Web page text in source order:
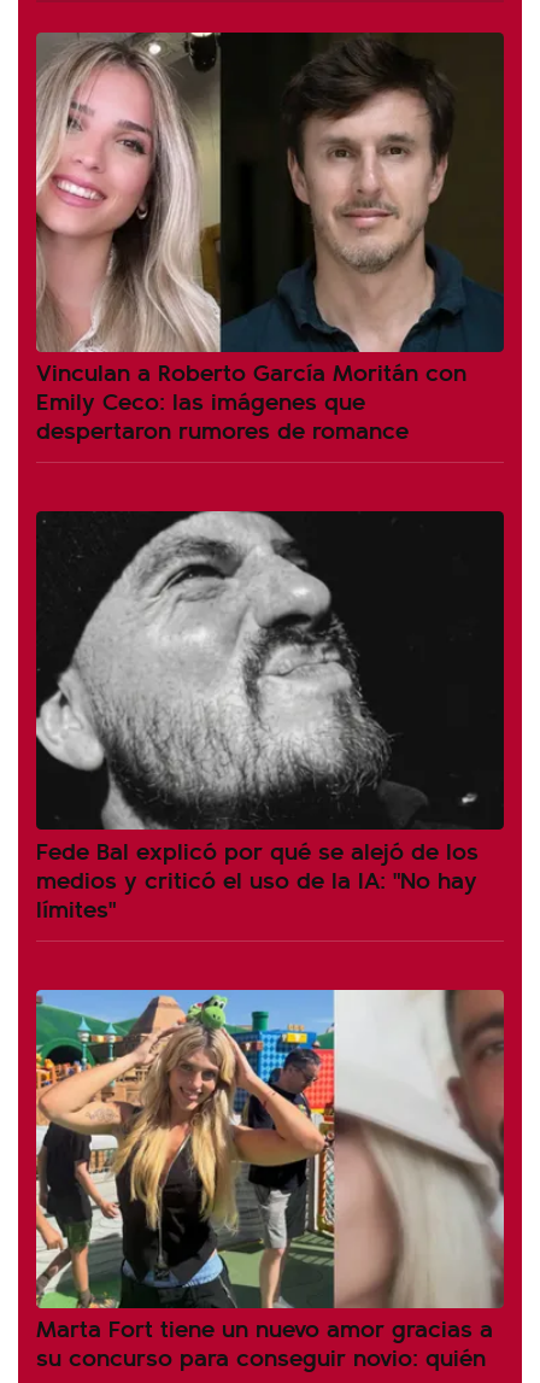
Vinculan a Roberto García Moritán con
Emily Ceco: las imágenes que
despertaron rumores de romance
Fede Bal explicó por qué se alejó de los
medios y criticó el uso de la IA: "No hay
límites"
Marta Fort tiene un nuevo amor gracias a
su concurso para conseguir novio: quién